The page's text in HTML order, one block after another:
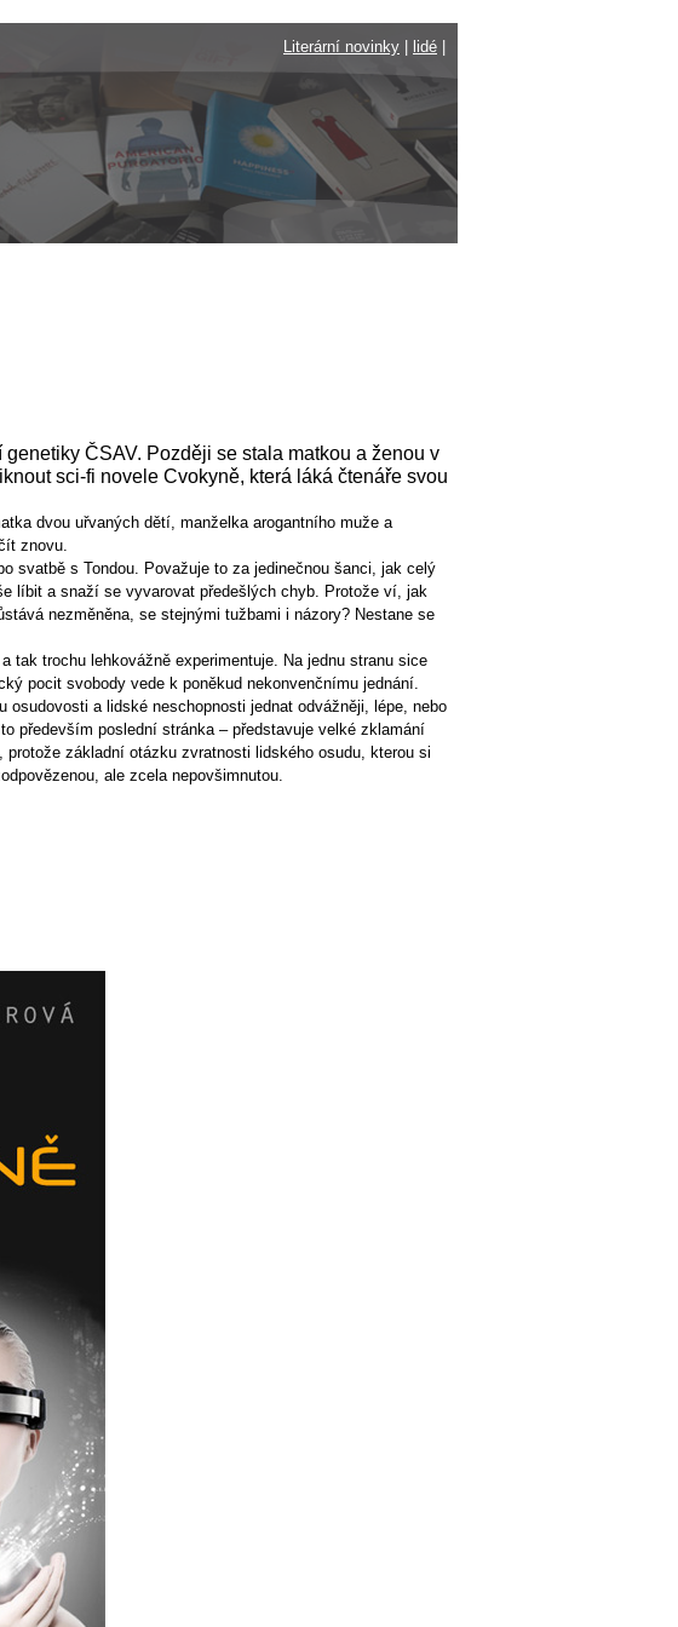
Literární novinky
lidé
ČSAV. Později se stala matkou a ženou v
sci-fi novele Cvokyně, která láká čtenáře svou
dvou uřvaných dětí, manželka arogantního muže a
znovu.
svatbě s Tondou. Považuje to za jedinečnou šanci, jak celý
líbit a snaží se vyvarovat předešlých chyb. Protože ví, jak
nezměněna, se stejnými tužbami i názory? Nestane se
tak trochu lehkovážně experimentuje. Na jednu stranu sice
pocit svobody vede k poněkud nekonvenčnímu jednání.
a lidské neschopnosti jednat odvážněji, lépe, nebo
především poslední stránka – představuje velké zklamání
základní otázku zvratnosti lidského osudu, kterou si
ale zcela nepovšimnutou.